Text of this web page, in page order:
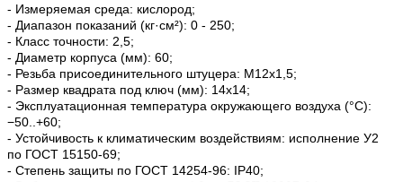
- Измеряемая среда: кислород;
- Диапазон показаний (кг·см²): 0 - 250;
- Класс точности: 2,5;
- Диаметр корпуса (мм): 60;
- Резьба присоединительного штуцера: М12х1,5;
- Размер квадрата под ключ (мм): 14х14;
- Эксплуатационная температура окружающего воздуха (°C):
−50..+60;
- Устойчивость к климатическим воздействиям: исполнение У2
по ГОСТ 15150-69;
- Степень защиты по ГОСТ 14254-96: IP40;